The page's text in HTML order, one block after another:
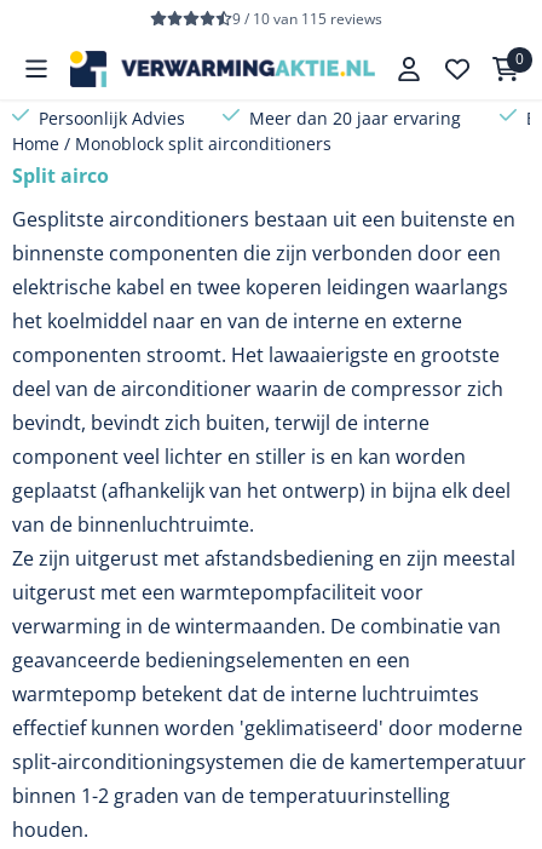
Cookievoorkeuren zijn beschikbaar. Kies instellingen of sta
9 / 10van 115reviews
0
Persoonlijk Advies Meer dan 20 jaar ervaring
Home / Monoblock split airconditioners
Split airco
Gesplitste airconditioners bestaan ​​uit een buitenste en
binnenste componenten die zijn verbonden door een
elektrische kabel en twee koperen leidingen waarlangs
het koelmiddel naar en van de interne en externe
componenten stroomt. Het lawaaierigste en grootste
deel van de airconditioner waarin de compressor zich
bevindt, bevindt zich buiten, terwijl de interne
component veel lichter en stiller is en kan worden
geplaatst (afhankelijk van het ontwerp) in bijna elk deel
van de binnenluchtruimte.
Ze zijn uitgerust met afstandsbediening en zijn meestal
uitgerust met een warmtepompfaciliteit voor
verwarming in de wintermaanden. De combinatie van
geavanceerde bedieningselementen en een
warmtepomp betekent dat de interne luchtruimtes
effectief kunnen worden 'geklimatiseerd' door moderne
split-airconditioningsystemen die de kamertemperatuur
binnen 1-2 graden van de temperatuurinstelling
houden.